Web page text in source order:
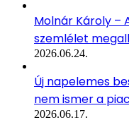
Molnár Károly –
szemlélet
2026.06.24.
Új napelemes
nem ismer a
2026.06.17.